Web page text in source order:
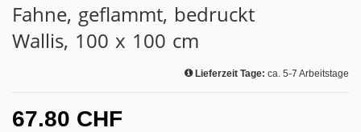
Fahne, geflammt, bedruckt
Wallis, 100 x 100 cm
Lieferzeit Tage: ca. 5-7 Arbeitstage
67.80 CHF